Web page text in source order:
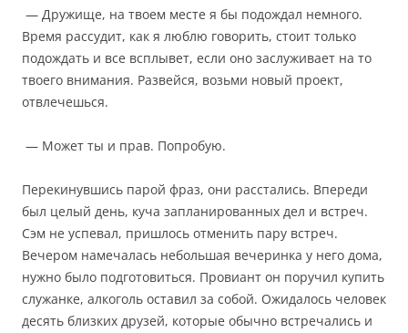
— Дружище, на твоем месте я бы подождал немного.
Время рассудит, как я люблю говорить, стоит только
подождать и все всплывет, если оно заслуживает на то
твоего внимания. Развейся, возьми новый проект,
отвлечешься.
— Может ты и прав. Попробую.
Перекинувшись парой фраз, они расстались. Впереди
был целый день, куча запланированных дел и встреч.
Сэм не успевал, пришлось отменить пару встреч.
Вечером намечалась небольшая вечеринка у него дома,
нужно было подготовиться. Провиант он поручил купить
служанке, алкоголь оставил за собой. Ожидалось человек
десять близких друзей, которые обычно встречались и